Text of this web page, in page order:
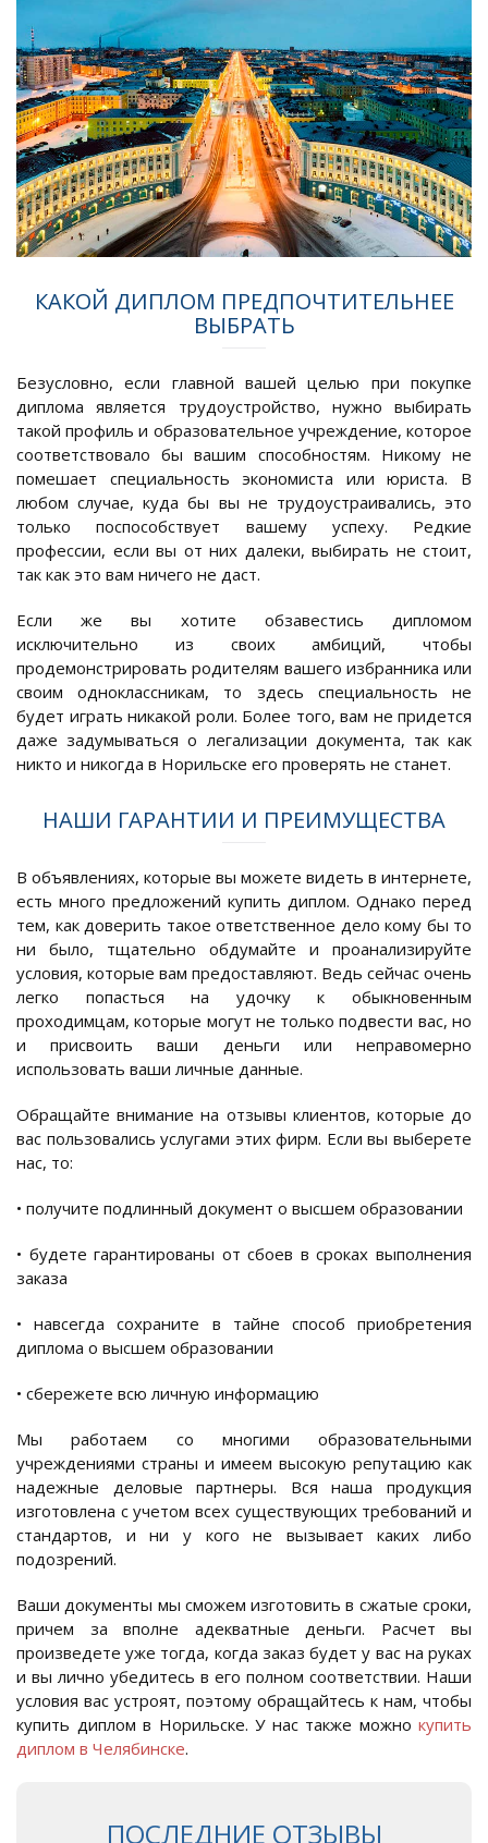
КАКОЙ ДИПЛОМ ПРЕДПОЧТИТЕЛЬНЕЕ
ВЫБРАТЬ
Безусловно, если главной вашей целью при покупке
диплома является трудоустройство, нужно выбирать
такой профиль и образовательное учреждение, которое
соответствовало бы вашим способностям. Никому не
помешает специальность экономиста или юриста. В
любом случае, куда бы вы не трудоустраивались, это
только поспособствует вашему успеху. Редкие
профессии, если вы от них далеки, выбирать не стоит,
так как это вам ничего не даст.
Если же вы хотите обзавестись дипломом
исключительно из своих амбиций, чтобы
продемонстрировать родителям вашего избранника или
своим одноклассникам, то здесь специальность не
будет играть никакой роли. Более того, вам не придется
даже задумываться о легализации документа, так как
никто и никогда в Норильске его проверять не станет.
НАШИ ГАРАНТИИ И ПРЕИМУЩЕСТВА
В объявлениях, которые вы можете видеть в интернете,
есть много предложений купить диплом. Однако перед
тем, как доверить такое ответственное дело кому бы то
ни было, тщательно обдумайте и проанализируйте
условия, которые вам предоставляют. Ведь сейчас очень
легко попасться на удочку к обыкновенным
проходимцам, которые могут не только подвести вас, но
и присвоить ваши деньги или неправомерно
использовать ваши личные данные.
Обращайте внимание на отзывы клиентов, которые до
вас пользовались услугами этих фирм. Если вы выберете
нас, то:
• получите подлинный документ о высшем образовании
• будете гарантированы от сбоев в сроках выполнения
заказа
• навсегда сохраните в тайне способ приобретения
диплома о высшем образовании
• сбережете всю личную информацию
Мы работаем со многими образовательными
учреждениями страны и имеем высокую репутацию как
надежные деловые партнеры. Вся наша продукция
изготовлена с учетом всех существующих требований и
стандартов, и ни у кого не вызывает каких либо
подозрений.
Ваши документы мы сможем изготовить в сжатые сроки,
причем за вполне адекватные деньги. Расчет вы
произведете уже тогда, когда заказ будет у вас на руках
и вы лично убедитесь в его полном соответствии. Наши
условия вас устроят, поэтому обращайтесь к нам, чтобы
купить диплом в Норильске. У нас также можно купить
диплом в Челябинске.
ПОСЛЕДНИЕ ОТЗЫВЫ